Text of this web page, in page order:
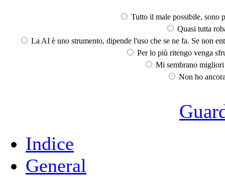
Tutto il male possibile, sono
Quasi tutta
La AI è uno strumento, dipende l'uso che se ne fa. Se non
Per lo più ritengo venga
Mi sembrano
Non ho
Indice
General